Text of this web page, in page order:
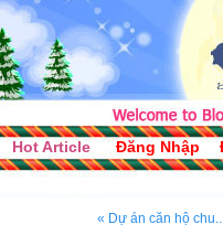
Hot Article Đăng Nhập
« Dự án căn hộ